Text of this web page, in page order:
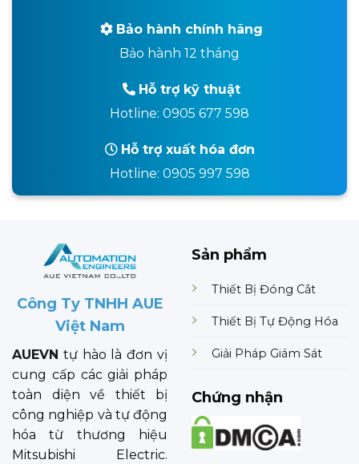
Bảo hành chính hãng
Bảo hành 12 tháng
Hỗ trợ kỹ thuật
Hotline: 0905 677 598
Hỗ trợ xuất hóa đơn
Hotline: 0905 997 598
Công Ty TNHH AUE
Việt Nam
AUEVN tự hào là đơn vị
cung cấp các giải pháp
toàn diện về thiết bị
công nghiệp và tự động
hóa từ thương hiệu
Mitsubishi Electric.
Sản phẩm
Thiết Bị Đóng Cắt
Thiết Bị Tự Động Hóa
Giải Pháp Giám Sát
Chứng nhận